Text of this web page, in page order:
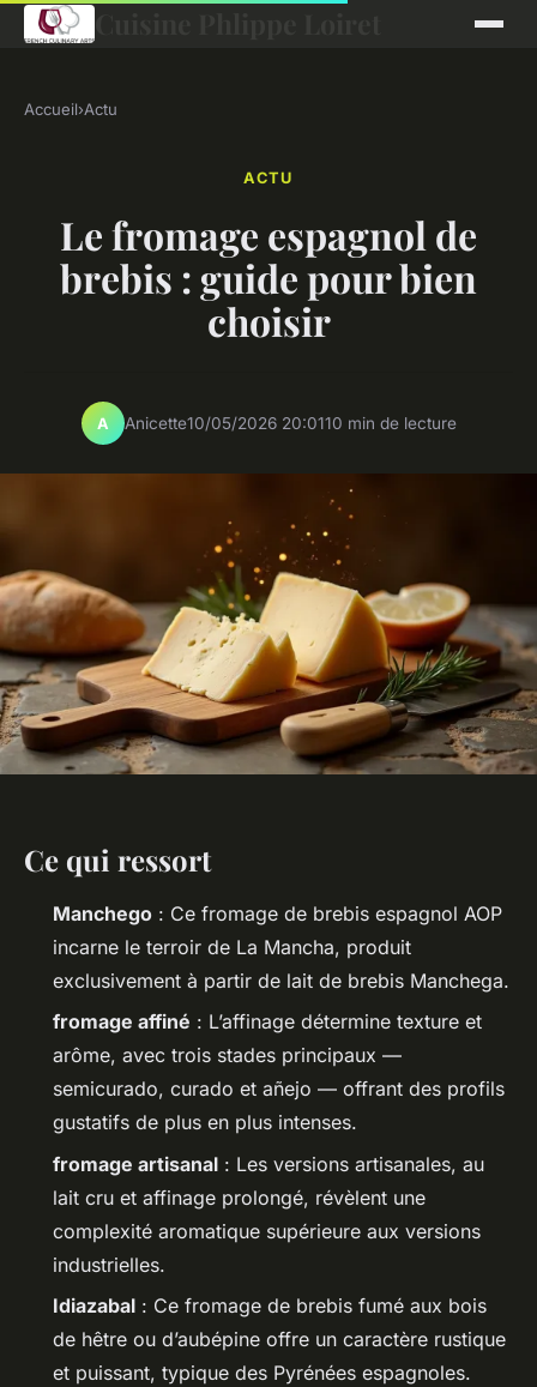
Accueil›Actu
ACTU
Le fromage espagnol de
brebis : guide pour bien
choisir
A Anicette10/05/2026 20:0110 min de lecture
Ce qui ressort
Manchego : Ce fromage de brebis espagnol AOP
incarne le terroir de La Mancha, produit
exclusivement à partir de lait de brebis Manchega.
fromage affiné : L’affinage détermine texture et
arôme, avec trois stades principaux —
semicurado, curado et añejo — offrant des profils
gustatifs de plus en plus intenses.
fromage artisanal : Les versions artisanales, au
lait cru et affinage prolongé, révèlent une
complexité aromatique supérieure aux versions
industrielles.
Idiazabal : Ce fromage de brebis fumé aux bois
de hêtre ou d’aubépine offre un caractère rustique
et puissant, typique des Pyrénées espagnoles.